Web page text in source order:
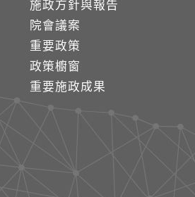
施政方針與報告
院會議案
重要政策
政策櫥窗
重要施政成果